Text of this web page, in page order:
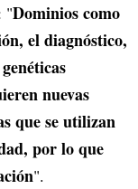
"Dominios como
el diagnóstico,
nuevas
que se utilizan
por lo que
".